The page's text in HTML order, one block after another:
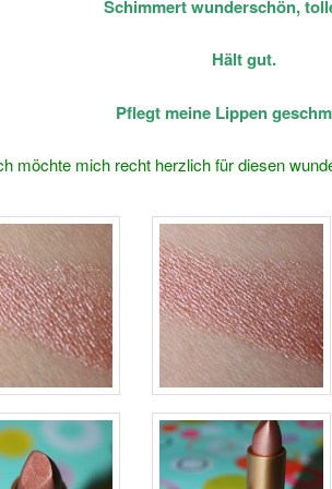
Schimmert wunderschön,
Hält gut.
Pflegt meine Lippen
möchte mich recht herzlich für diesen